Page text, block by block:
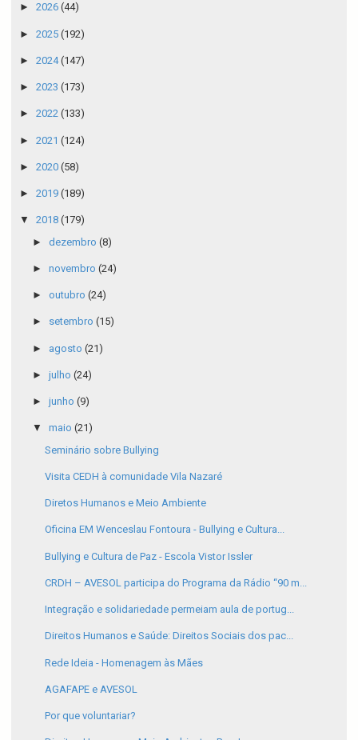
► 2026 (44)
► 2025 (192)
► 2024(147)
► 2023 (173)
► 2022 (133)
► 2021 (124)
► 2020 (58)
► 2019 (189)
▼ 2018 (179)
► dezembro (8)
► novembro (24)
► outubro (24)
► setembro (15)
► agosto (21)
► julho (24)
► junho (9)
▼ maio (21)
Seminário sobre Bullying
Visita CEDH à comunidade Vila Nazaré
Diretos Humanos e Meio Ambiente
Oficina EM Wenceslau Fontoura - Bullying e Cultura...
Bullying e Cultura de Paz - Escola Vistor Issler
CRDH – AVESOL participa do Programa da Rádio “90 m...
Integração e solidariedade permeiam aula de portug...
Direitos Humanos e Saúde: Direitos Sociais dos pac...
Rede Ideia - Homenagem às Mães
AGAFAPE e AVESOL
Por que voluntariar?